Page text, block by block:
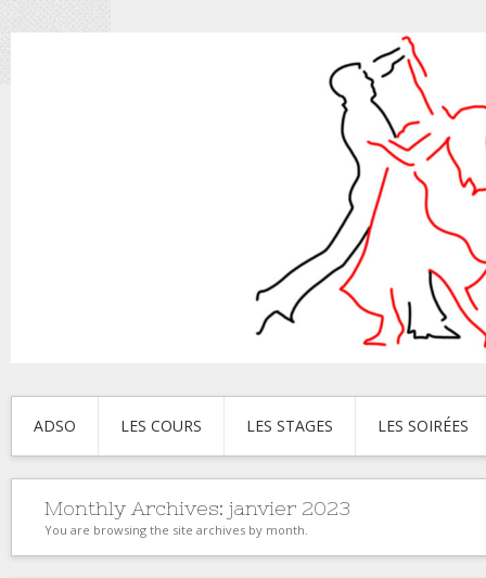
ADSO LES COURS LES STAGES LES SOIRÉES
Monthly Archives: janvier 2023
You are browsing the site archives by month.